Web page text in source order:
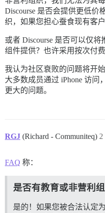
Discourse 是否会提供更低价
织，如果您担心蚕食现有客户
或者 Discourse 是否可以仅
组件提供？也许采用按次付费
我认为社区衰败的问题将开
大多数成员通过 iPhone 访问
更大的问题。
RGJ (Richard - Communiteq) 2
FAQ 称：
是否有教育或非营利组
是的！如果您被合法认定